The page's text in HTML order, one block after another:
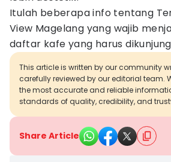
Itulah beberapa info tentang
View Magelang yang wajib
daftar kafe yang harus
This article is written by our community
carefully reviewed by our editorial team.
the most accurate and reliable
standards of quality, credibility, and
Share Article